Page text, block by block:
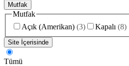
Mutfak
Mutfak
Açık (Amerikan) (3) Kapalı (8)
Site İçerisinde
Tümü